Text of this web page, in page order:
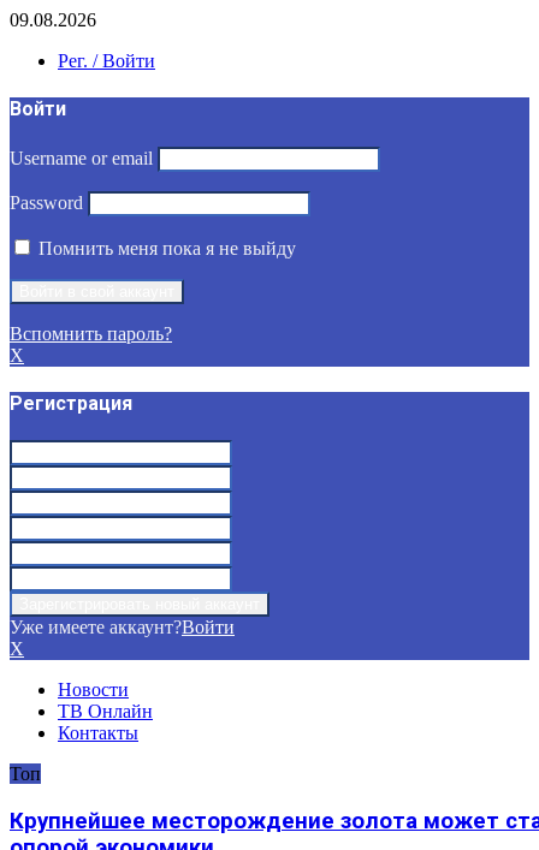
09.08.2026
Рег. / Войти
Войти
Username or email
Password
Помнить меня пока я не выйду
Вспомнить пароль?
X
Регистрация
Уже имеете аккаунт?Войти
X
Новости
ТВ Онлайн
Контакты
Топ
Крупнейшее месторождение золота может